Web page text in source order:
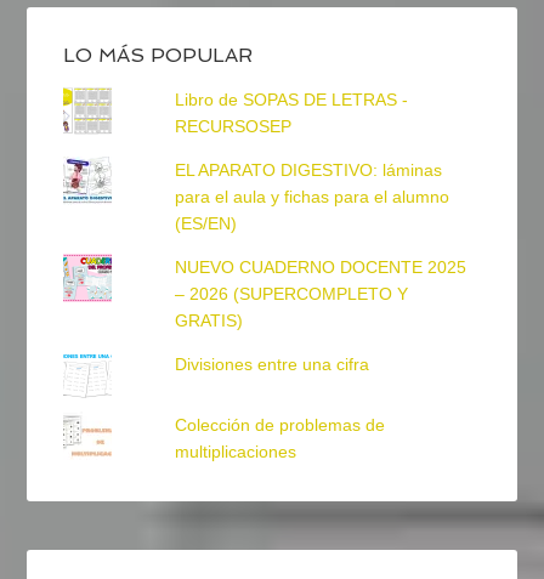
LO MÁS POPULAR
Libro de SOPAS DE LETRAS -
RECURSOSEP
EL APARATO DIGESTIVO: láminas
para el aula y fichas para el alumno
(ES/EN)
NUEVO CUADERNO DOCENTE 2025
– 2026 (SUPERCOMPLETO Y
GRATIS)
Divisiones entre una cifra
Colección de problemas de
multiplicaciones